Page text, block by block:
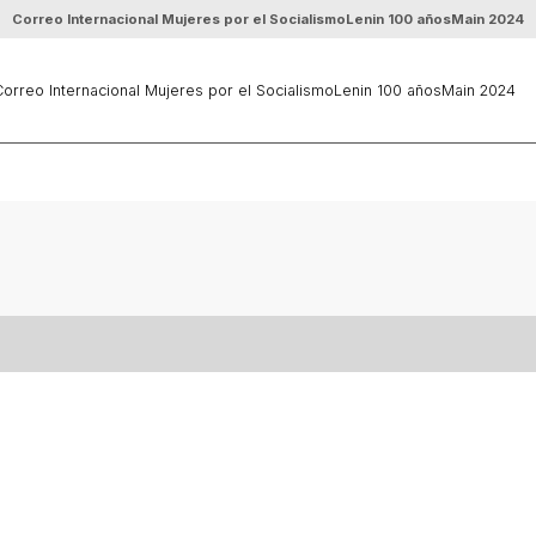
Correo Internacional Mujeres por el SocialismoLenin 100 añosMain 2024
Internacional Mujeres por el SocialismoLenin 100 añosMain 2024